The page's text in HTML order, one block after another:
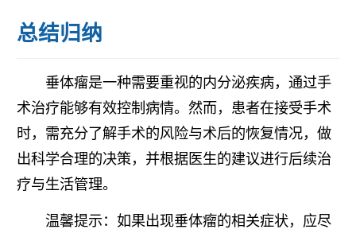
总结归纳
垂体瘤是一种需要重视的内分泌疾病，通过手
术治疗能够有效控制病情。然而，患者在接受手术
时，需充分了解手术的风险与术后的恢复情况，做
出科学合理的决策，并根据医生的建议进行后续治
疗与生活管理。
温馨提示：如果出现垂体瘤的相关症状，应尽